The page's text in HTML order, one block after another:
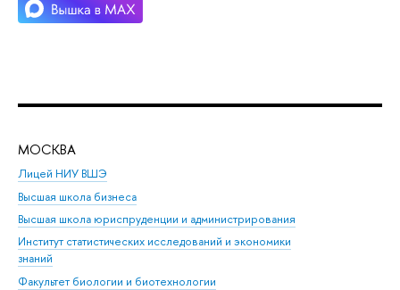
МОСКВА
Лицей НИУ ВШЭ
Высшая школа бизнеса
Высшая школа юриспруденции и администрирования
Институт статистических исследований и экономики
знаний
Факультет биологии и биотехнологии